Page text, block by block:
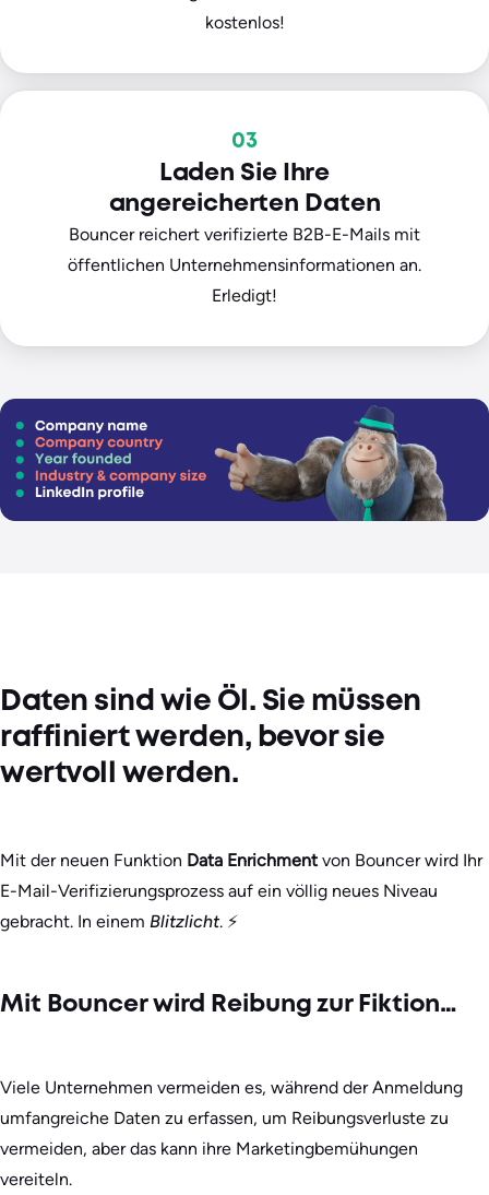
kostenlos!
03
Laden Sie Ihre
angereicherten Daten
Bouncer reichert verifizierte B2B-E-Mails mit
öffentlichen Unternehmensinformationen an.
Erledigt!
Daten sind wie Öl. Sie müssen
raffiniert werden, bevor sie
wertvoll werden.
Mit der neuen Funktion Data Enrichmentvon Bouncer wird Ihr
E-Mail-Verifizierungsprozess auf ein völlig neues Niveau
gebracht. In einem Blitzlicht. ⚡
Mit Bouncer wird Reibung zur Fiktion…
Viele Unternehmen vermeiden es, während der Anmeldung
umfangreiche Daten zu erfassen, um Reibungsverluste zu
vermeiden, aber das kann ihre Marketingbemühungen
vereiteln.